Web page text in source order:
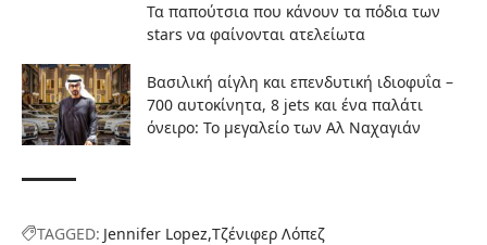
Τα παπούτσια που κάνουν τα πόδια των
stars να φαίνονται ατελείωτα
Βασιλική αίγλη και επενδυτική ιδιοφυΐα –
700 αυτοκίνητα, 8 jets και ένα παλάτι
όνειρο: Το μεγαλείο των Αλ Ναχαγιάν
TAGGED: Jennifer Lopez Τζένιφερ Λόπεζ